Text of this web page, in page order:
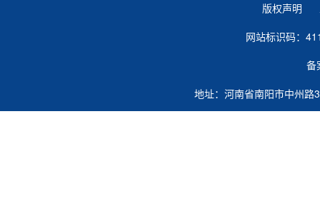
版权声明
网站标识码：
备
地址：河南省南阳市中州